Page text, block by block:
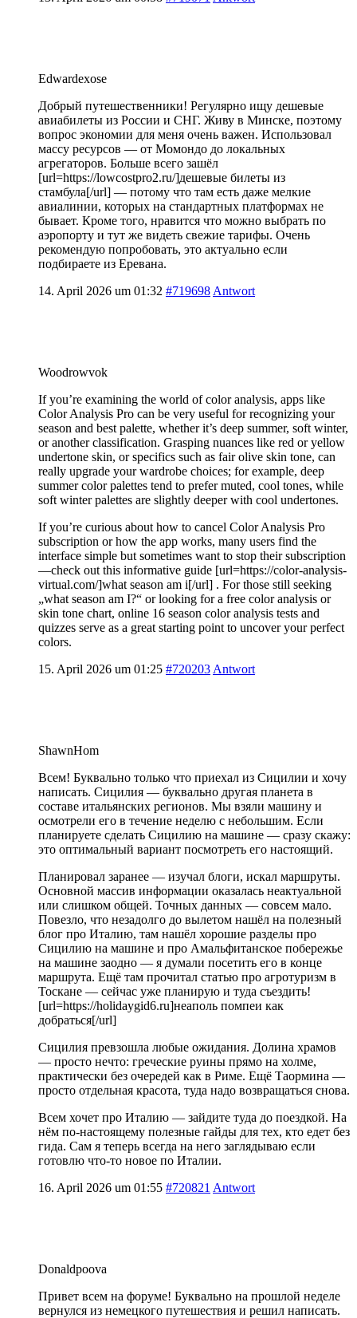
Edwardexose
Добрый путешественники! Регулярно ищу дешевые
авиабилеты из России и СНГ. Живу в Минске, поэтому
вопрос экономии для меня очень важен. Использовал
массу ресурсов — от Момондо до локальных
агрегаторов. Больше всего зашёл
[url=https://lowcostpro2.ru/]дешевые билеты из
стамбула[/url] — потому что там есть даже мелкие
авиалинии, которых на стандартных платформах не
бывает. Кроме того, нравится что можно выбрать по
аэропорту и тут же видеть свежие тарифы. Очень
рекомендую попробовать, это актуально если
подбираете из Еревана.
14. April 2026 um 01:32 #719698 Antwort
Woodrowvok
If you’re examining the world of color analysis, apps like
Color Analysis Pro can be very useful for recognizing your
season and best palette, whether it’s deep summer, soft winter,
or another classification. Grasping nuances like red or yellow
undertone skin, or specifics such as fair olive skin tone, can
really upgrade your wardrobe choices; for example, deep
summer color palettes tend to prefer muted, cool tones, while
soft winter palettes are slightly deeper with cool undertones.
If you’re curious about how to cancel Color Analysis Pro
subscription or how the app works, many users find the
interface simple but sometimes want to stop their subscription
—check out this informative guide [url=https://color-analysis-
virtual.com/]what season am i[/url] . For those still seeking
„what season am I?“ or looking for a free color analysis or
skin tone chart, online 16 season color analysis tests and
quizzes serve as a great starting point to uncover your perfect
colors.
15. April 2026 um 01:25 #720203 Antwort
ShawnHom
Всем! Буквально только что приехал из Сицилии и хочу
написать. Сицилия — буквально другая планета в
составе итальянских регионов. Мы взяли машину и
осмотрели его в течение неделю с небольшим. Если
планируете сделать Сицилию на машине — сразу скажу:
это оптимальный вариант посмотреть его настоящий.
Планировал заранее — изучал блоги, искал маршруты.
Основной массив информации оказалась неактуальной
или слишком общей. Точных данных — совсем мало.
Повезло, что незадолго до вылетом нашёл на полезный
блог про Италию, там нашёл хорошие разделы про
Сицилию на машине и про Амальфитанское побережье
на машине заодно — я думали посетить его в конце
маршрута. Ещё там прочитал статью про агротуризм в
Тоскане — сейчас уже планирую и туда съездить!
[url=https://holidaygid6.ru]неаполь помпеи как
добраться[/url]
Сицилия превзошла любые ожидания. Долина храмов
— просто нечто: греческие руины прямо на холме,
практически без очередей как в Риме. Ещё Таормина —
просто отдельная красота, туда надо возвращаться снова.
Всем хочет про Италию — зайдите туда до поездкой. На
нём по-настоящему полезные гайды для тех, кто едет без
гида. Сам я теперь всегда на него заглядываю если
готовлю что-то новое по Италии.
16. April 2026 um 01:55 #720821 Antwort
Donaldpoova
Привет всем на форуме! Буквально на прошлой неделе
вернулся из немецкого путешествия и решил написать.